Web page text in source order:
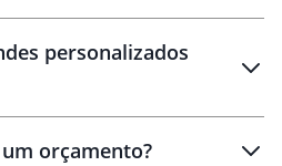
personalizados
orçamento?